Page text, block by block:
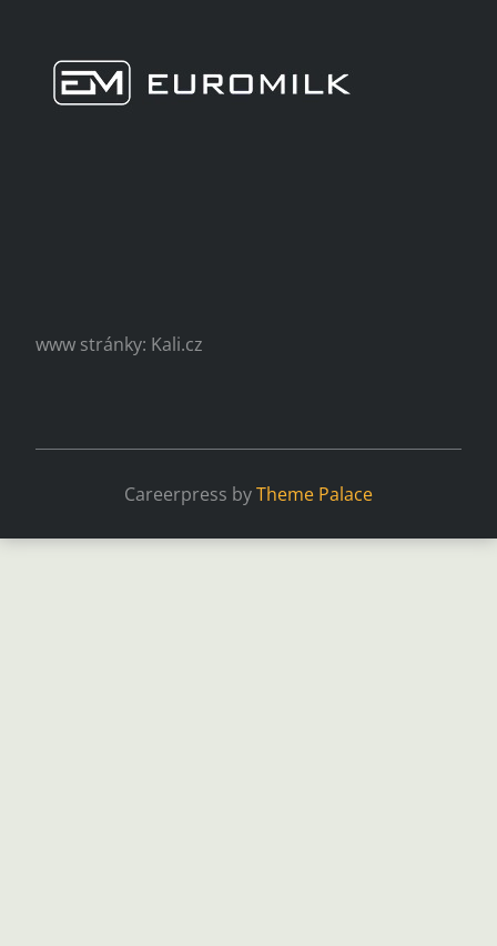
www stránky: Kali.cz
Careerpress byTheme Palace